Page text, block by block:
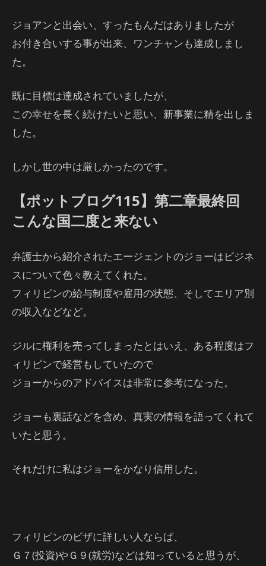
ジョアンと出会い、すったもんだはありましたが
お付き合いする事が出来、ワンチャンも達成しまし
た。
既に目標は達成されていましたが、
この幸せを長く続けたいと思い、新事業に精を出しま
した。
しかし世の中は厳しかったのです。
【ポットブログ115】第二章最終回
こんな国二度と来ない
弁護士から紹介されたエージェントのジョーはビジネ
スについて色々教えてくれた。
フィリピンの給与制度や雇用の状態、そしてエリア別
の収入などなど。
ジルに権利を売ってしまったとはいえ、ある程度はフ
ィリピンで経営もしていたので
ジョーからのアドバイスは非常に参考になった。
ジョーも裏話などを含め、真実の情報を語ってくれて
いたと思う。
それだけに私はジョーをかなり信用した。
フィリピンのビザに詳しい人ならば、
Ｇ７(投資)やＧ９(就労)などは知っていると思うが、